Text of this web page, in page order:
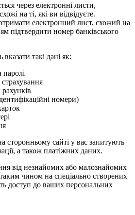
через електронні листи,
на ті, які ви відвідуєте.
електронний лист, схожий на
підтвердити номер банківського
такі дані як:
номери)
сторонньому сайті у вас запитують
а також платіжних даних.
від незнайомих або малознайомих
чином на спеціально створених
доступ до ваших персональних